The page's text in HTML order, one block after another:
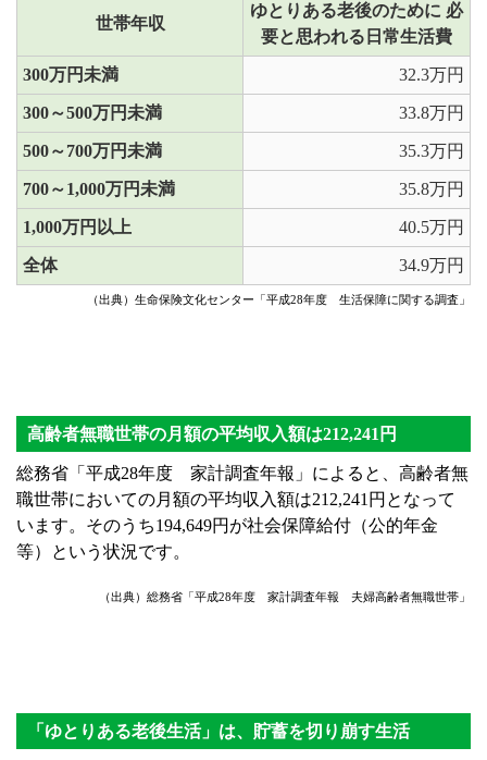
世帯年収
ゆとりある老後のために 必
要と思われる日常生活費
300万円未満 32.3万円
300～500万円未満 33.8万円
500～700万円未満 35.3万円
700～1,000万円未満 35.8万円
1,000万円以上 40.5万円
全体 34.9万円
（出典）生命保険文化センター「平成28年度 生活保障に関する調査」
高齢者無職世帯の月額の平均収入額は212,241円
総務省「平成28年度 家計調査年報」によると、高齢者無
職世帯においての月額の平均収入額は212,241円となって
います。そのうち194,649円が社会保障給付（公的年金
等）という状況です。
（出典）総務省「平成28年度 家計調査年報 夫婦高齢者無職世帯」
「ゆとりある老後生活」は、貯蓄を切り崩す生活